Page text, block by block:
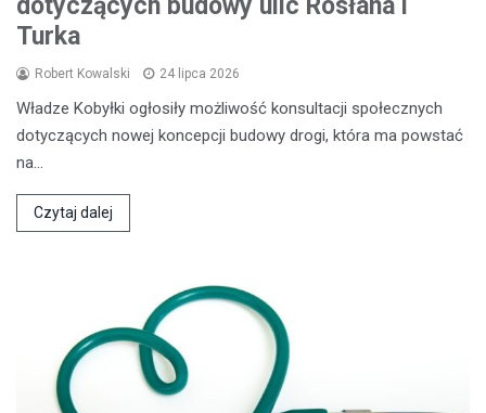
dotyczących budowy ulic Rosłana i
Turka
Robert Kowalski 24 lipca 2026
Władze Kobyłki ogłosiły możliwość konsultacji społecznych
dotyczących nowej koncepcji budowy drogi, która ma powstać
na…
Czytaj dalej